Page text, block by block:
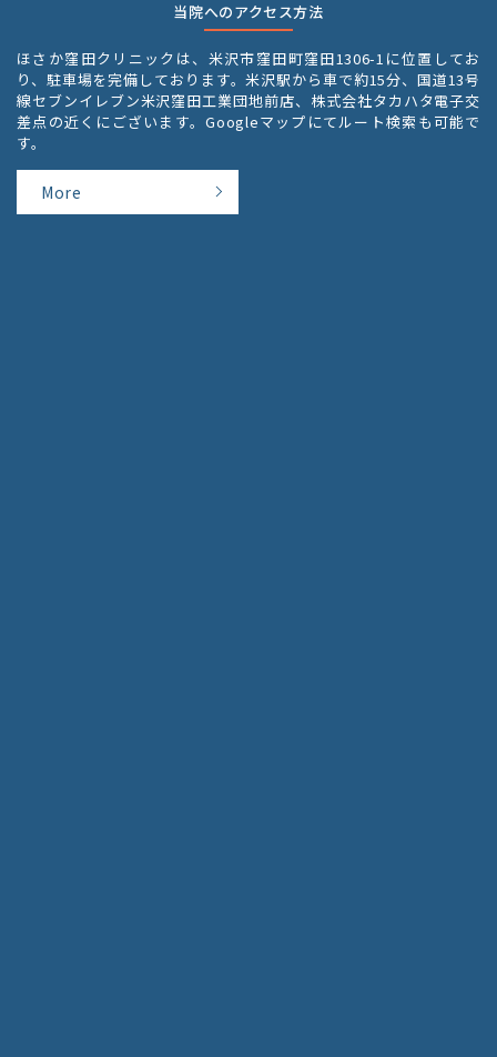
当院へのアクセス方法
ほさか窪田クリニックは、 米沢市窪田町窪田1306-1に位置してお
り、駐車場を完備しております。米沢駅から車で約15分、国道13号
線セブンイレブン米沢窪田工業団地前店、株式会社タカハタ電子交
差点の近くにございます。Googleマップにてルート検索も可能で
す。
More